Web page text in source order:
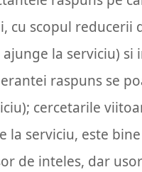
cu scopul
la serviciu)
raspuns se
cercetarile
la serviciu, este
de inteles, dar